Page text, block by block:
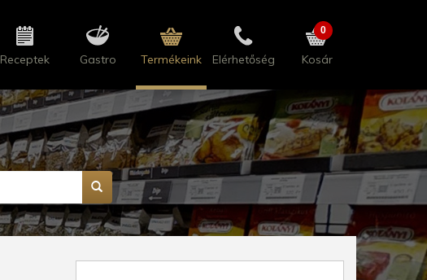
Receptek Gastro Termékeink Elérhetőség Kosár
0